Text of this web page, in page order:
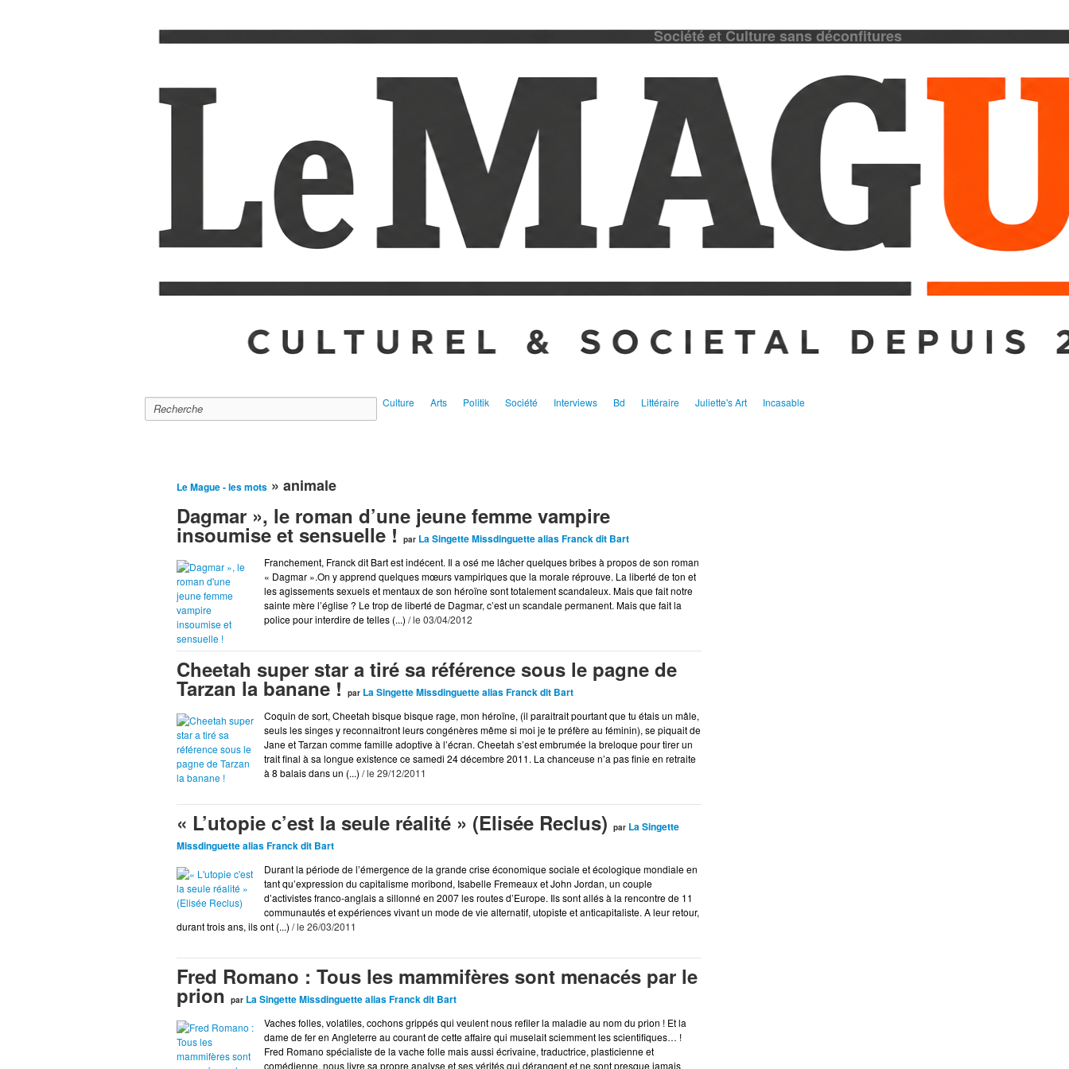
Société et Culture sans déconfitures
Le mague A la Une Editorial Culture Arts Politik Société Interviews Bd Littéraire Juliette's Art Incasable
Le Mague - les mots » animale
Dagmar », le roman d’une jeune femme vampire
insoumise et sensuelle ! par La Singette Missdinguette alias Franck dit Bart
Franchement, Franck dit Bart est indécent. Il a osé me lâcher quelques bribes à propos de son roman
« Dagmar ».On y apprend quelques mœurs vampiriques que la morale réprouve. La liberté de ton et
les agissements sexuels et mentaux de son héroïne sont totalement scandaleux. Mais que fait notre
sainte mère l’église ? Le trop de liberté de Dagmar, c’est un scandale permanent. Mais que fait la
police pour interdire de telles (...) / le 03/04/2012
Cheetah super star a tiré sa référence sous le pagne de
Tarzan la banane ! par La Singette Missdinguette alias Franck dit Bart
Coquin de sort, Cheetah bisque bisque rage, mon héroïne, (il paraitrait pourtant que tu étais un mâle,
seuls les singes y reconnaitront leurs congénères même si moi je te préfère au féminin), se piquait de
Jane et Tarzan comme famille adoptive à l’écran. Cheetah s’est embrumée la breloque pour tirer un
trait final à sa longue existence ce samedi 24 décembre 2011. La chanceuse n’a pas finie en retraite
à 8 balais dans un (...) / le 29/12/2011
« L’utopie c’est la seule réalité » (Elisée Reclus) par La Singette
Missdinguette alias Franck dit Bart
Durant la période de l’émergence de la grande crise économique sociale et écologique mondiale en
tant qu’expression du capitalisme moribond, Isabelle Fremeaux et John Jordan, un couple
d’activistes franco-anglais a sillonné en 2007 les routes d’Europe. Ils sont allés à la rencontre de 11
communautés et expériences vivant un mode de vie alternatif, utopiste et anticapitaliste. A leur retour,
durant trois ans, ils ont (...) / le 26/03/2011
Fred Romano : Tous les mammifères sont menacés par le
prion par La Singette Missdinguette alias Franck dit Bart
Vaches folles, volatiles, cochons grippés qui veulent nous refiler la maladie au nom du prion ! Et la
dame de fer en Angleterre au courant de cette affaire qui muselait sciemment les scientifiques… !
Fred Romano spécialiste de la vache folle mais aussi écrivaine, traductrice, plasticienne et
comédienne, nous livre sa propre analyse et ses vérités qui dérangent et ne sont presque jamais